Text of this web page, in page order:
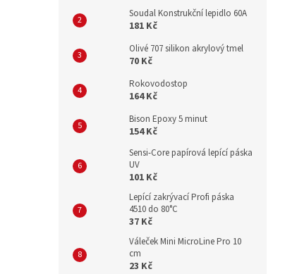
Soudal Konstrukční lepidlo 60A
181 Kč
Olivé 707 silikon akrylový tmel
70 Kč
Rokovodostop
164 Kč
Bison Epoxy 5 minut
154 Kč
Sensi-Core papírová lepící páska
UV
101 Kč
Lepící zakrývací Profi páska
4510 do 80°C
37 Kč
Váleček Mini MicroLine Pro 10
cm
23 Kč